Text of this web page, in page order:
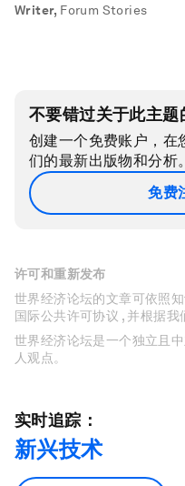
Writer, Forum Stories
不要错过关于此主题
创建一个免费账户，在
们的最新出版物和分析。
免费
许可和重新发布
世界经济论坛的文章可依照
国际公共许可协议 , 并根据我
世界经济论坛是一个独立且
人观点。
实时追踪：
新兴技术